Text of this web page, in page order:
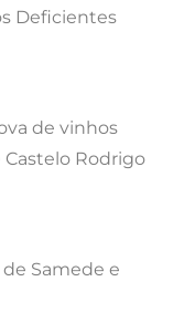
Deficientes
de vinhos
Rodrigo
Samede e